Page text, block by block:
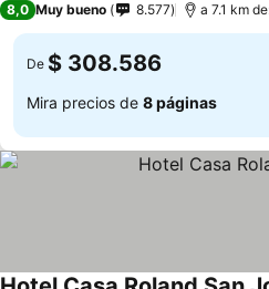
8,0 Muy bueno 8.577 a 7.1 km
De $ 308.586
Mira precios de 8 páginas